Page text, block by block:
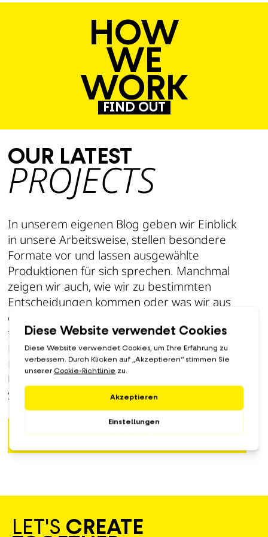
KARLSRUHER INSTITUT FÜR TECHNOLOGIE
KARLSRUHER INSTITUT FÜR TECHNOLOGIE
GEMEINDE HOHENTENGEN AM HOCHRHEINHOW
WE
WORK
FIND OUT
OUR LATEST
PROJECTS
In unserem eigenen Blog geben wir Einblick
in unsere Arbeitsweise, stellen besondere
Formate vor und lassen ausgewählte
Produktionen für sich sprechen. Manchmal
zeigen wir auch, wie wir zu bestimmten
Entscheidungen kommen oder was wir aus
einem Projekt gelernt haben. Neben den
fertigen Ergebnissen geben wir auch
Einblicke in kreative Entscheidungen,
Herausforderungen während der
Umsetzung, egal ob Unternehmensfilm,
Social-Media Serie oder Doku.
OUR BLOG
LET'S CREATE